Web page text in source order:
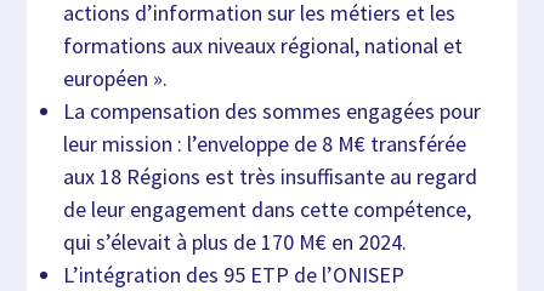
actions d’information sur les métiers et les
formations aux niveaux régional, national et
européen ».
La compensation des sommes engagées pour
leur mission : l’enveloppe de 8 M€ transférée
aux 18 Régions est très insuffisante au regard
de leur engagement dans cette compétence,
qui s’élevait à plus de 170 M€ en 2024.
L’intégration des 95 ETP de l’ONISEP